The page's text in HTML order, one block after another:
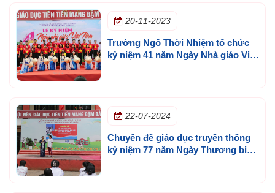
20-11-2023
Trường Ngô Thời Nhiệm tổ chức
kỷ niệm 41 năm Ngày Nhà giáo Việt
22-07-2024
Chuyên đề giáo dục truyền thống
kỷ niệm 77 năm Ngày Thương binh